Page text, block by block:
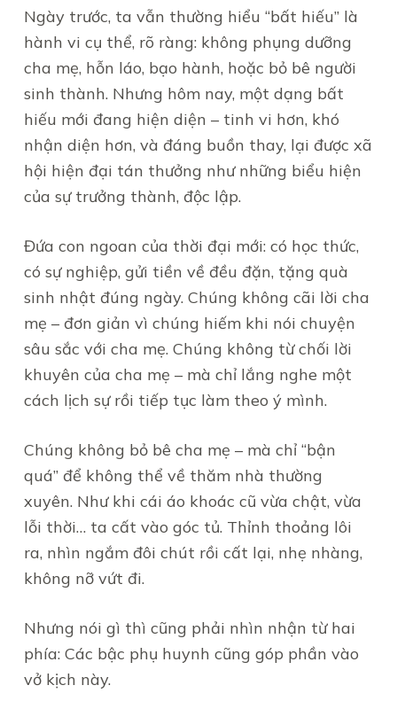
Ngày trước, ta vẫn thường hiểu “bất hiếu” là
hành vi cụ thể, rõ ràng: không phụng dưỡng
cha mẹ, hỗn láo, bạo hành, hoặc bỏ bê người
sinh thành. Nhưng hôm nay, một dạng bất
hiếu mới đang hiện diện – tinh vi hơn, khó
nhận diện hơn, và đáng buồn thay, lại được xã
hội hiện đại tán thưởng như những biểu hiện
của sự trưởng thành, độc lập.
Đứa con ngoan của thời đại mới: có học thức,
có sự nghiệp, gửi tiền về đều đặn, tặng quà
sinh nhật đúng ngày. Chúng không cãi lời cha
mẹ – đơn giản vì chúng hiếm khi nói chuyện
sâu sắc với cha mẹ. Chúng không từ chối lời
khuyên của cha mẹ – mà chỉ lắng nghe một
cách lịch sự rồi tiếp tục làm theo ý mình.
Chúng không bỏ bê cha mẹ – mà chỉ “bận
quá” để không thể về thăm nhà thường
xuyên. Như khi cái áo khoác cũ vừa chật, vừa
lỗi thời… ta cất vào góc tủ. Thỉnh thoảng lôi
ra, nhìn ngắm đôi chút rồi cất lại, nhẹ nhàng,
không nỡ vứt đi.
Nhưng nói gì thì cũng phải nhìn nhận từ hai
phía: Các bậc phụ huynh cũng góp phần vào
vở kịch này.